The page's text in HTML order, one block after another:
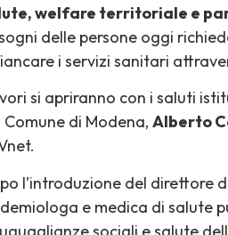
welfare territoriale e
delle persone oggi
i servizi sanitari
si apriranno con i saluti
Comune di Modena, Alberto
l’introduzione del direttore
e medica di salute
sociali e salute